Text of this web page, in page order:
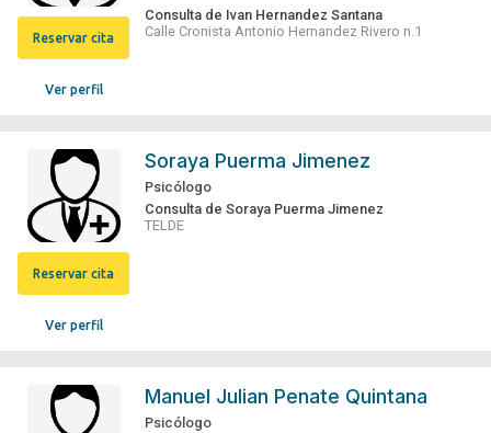
Ver perfil
Reservar cita
Consulta de Ivan Hernandez Santana
Calle Cronista Antonio Hernandez Rivero n.1
Ver perfil
Reservar cita
Soraya Puerma Jimenez
Psicólogo
Consulta de Soraya Puerma Jimenez
TELDE
Manuel Julian Penate Quintana
Psicólogo